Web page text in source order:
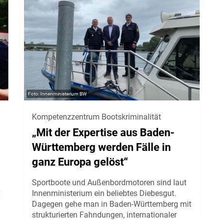
Innenministerium BW
Kompetenzzentrum Bootskriminalität
„Mit der Expertise aus Baden-
Württemberg werden Fälle in
ganz Europa gelöst“
Sportboote und Außenbordmotoren sind laut
Innenministerium ein beliebtes Diebesgut.
Dagegen gehe man in Baden-Württemberg mit
strukturierten Fahndungen, internationaler